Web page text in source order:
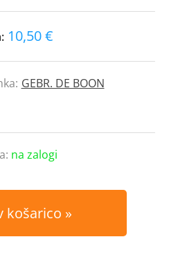
10,50 €
GEBR. DE BOON
na zalogi
košarico